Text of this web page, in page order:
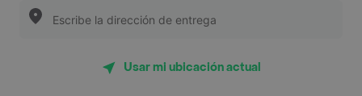
App Store Google play
Usar mi ubicación actual